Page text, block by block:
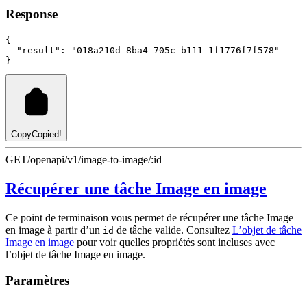
Response
{
"result" :
"018a210d-8ba4-705c-b111-1f1776f7f578"
}
CopyCopied!
GET/openapi/v1/image-to-image/:id
Récupérer une tâche Image en image
Ce point de terminaison vous permet de récupérer une tâche Image
en image à partir d’un id de tâche valide. Consultez L’objet de tâche
Image en image pour voir quelles propriétés sont incluses avec
l’objet de tâche Image en image.
Paramètres